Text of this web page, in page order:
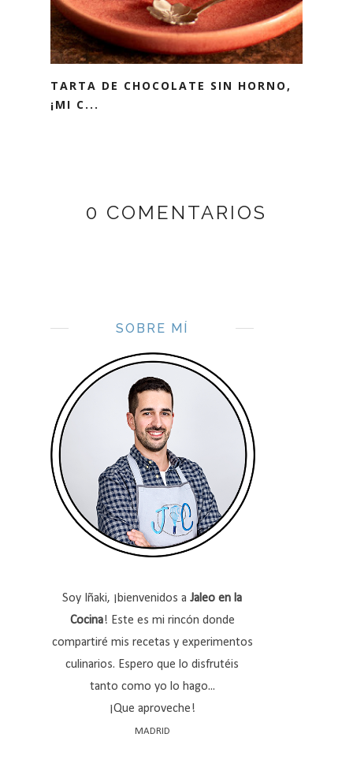
TARTA DE CHOCOLATE SIN HORNO,
¡MI C...
0 COMENTARIOS
SOBRE MÍ
Soy Iñaki, ¡bienvenidos a Jaleo en la
Cocina! Este es mi rincón donde
compartiré mis recetas y experimentos
culinarios. Espero que lo disfrutéis
tanto como yo lo hago...
¡Que aproveche!
MADRID